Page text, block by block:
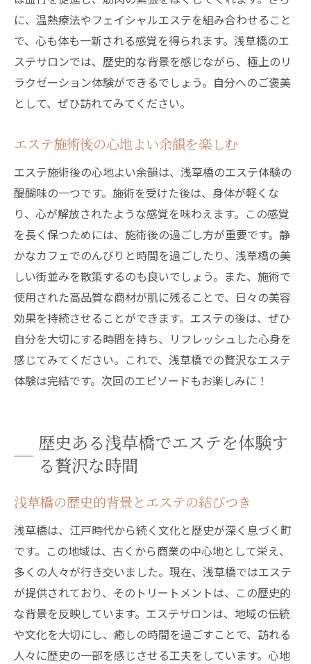
エステで心身を癒すためのポイント
心からリフレッシュする浅草橋のエステ
贅沢に心身を癒すためのエステ体験
に、温熱療法やフェイシャルエステを組み合わせること
で、心も体も一新される感覚を得られます。浅草橋のエ
ステサロンでは、歴史的な背景を感じながら、極上のリ
ラクゼーション体験ができるでしょう。自分へのご褒美
として、ぜひ訪れてみてください。
エステ施術後の心地よい余韻を楽しむ
エステ施術後の心地よい余韻は、浅草橋のエステ体験の
醍醐味の一つです。施術を受けた後は、身体が軽くな
り、心が解放されたような感覚を味わえます。この感覚
を長く保つためには、施術後の過ごし方が重要です。静
かなカフェでのんびりと時間を過ごしたり、浅草橋の美
しい街並みを散策するのも良いでしょう。また、施術で
使用された高品質な商材が肌に残ることで、日々の美容
効果を持続させることができます。エステの後は、ぜひ
自分を大切にする時間を持ち、リフレッシュした心身を
感じてみてください。これで、浅草橋での贅沢なエステ
体験は完結です。次回のエピソードもお楽しみに！
歴史ある浅草橋でエステを体験す
る贅沢な時間
浅草橋の歴史的背景とエステの結びつき
浅草橋は、江戸時代から続く文化と歴史が深く息づく町
です。この地域は、古くから商業の中心地として栄え、
多くの人々が行き交いました。現在、浅草橋ではエステ
が提供されており、そのトリートメントは、この歴史的
な背景を反映しています。エステサロンは、地域の伝統
や文化を大切にし、癒しの時間を過ごすことで、訪れる
人々に歴史の一部を感じさせる工夫をしています。心地